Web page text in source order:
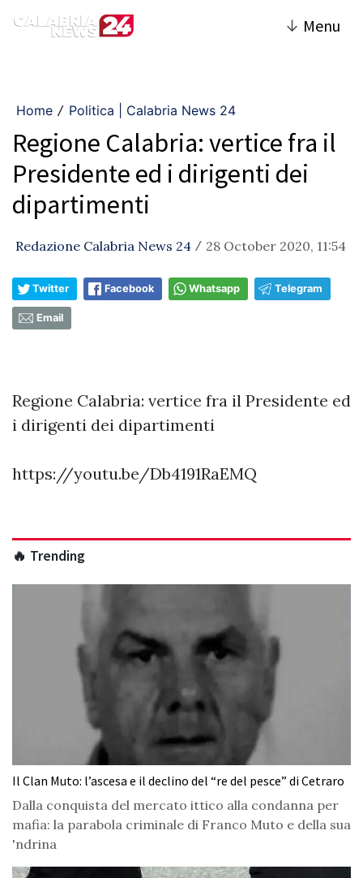
↓ Menu
Home / Politica | Calabria News 24
Regione Calabria: vertice fra il
Presidente ed i dirigenti dei
dipartimenti
Redazione Calabria News 24 / 28 October 2020, 11:54
Twitter Facebook Whatsapp Telegram
Email
Regione Calabria: vertice fra il Presidente ed
i dirigenti dei dipartimenti
https://youtu.be/Db4191RaEMQ
🔥 Trending
Il Clan Muto: l’ascesa e il declino del “re del pesce” di Cetraro
Dalla conquista del mercato ittico alla condanna per
mafia: la parabola criminale di Franco Muto e della sua
'ndrina